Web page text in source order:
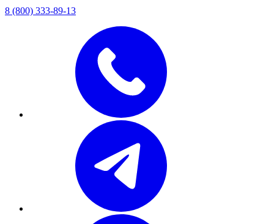
8 (800) 333-89-13